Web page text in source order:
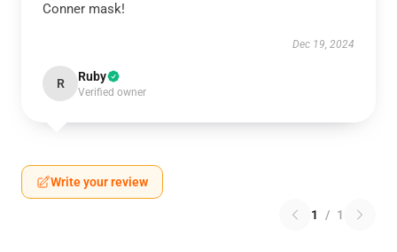
Conner mask!
Dec 19, 2024
R Ruby
Verified owner
Write your review
1 / 1